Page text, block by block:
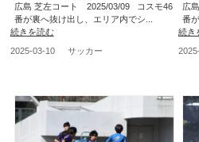
広島 芝左コート 2025/03/09 コスモ46
番が裏へ抜け出し、エリア内でシ...
続きを読む
2025-03-10
サッカー
広
番
続き